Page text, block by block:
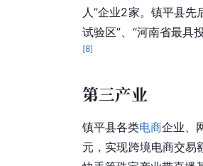
人”企业2家。镇平县先
试验区”、“河南省最具
[8]
第三产业
镇平县各类电商企业、
元，实现跨境电商交